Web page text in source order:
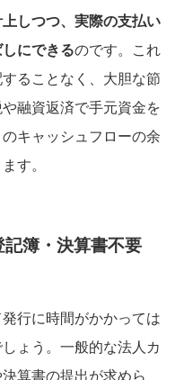
しつつ、実際の支払い
にできるのです。これ
ることなく、大胆な節
融資返済で手元資金を
キャッシュフローの余
す。
簿・決算書不要
行に時間がかかっては
ょう。一般的な法人カ
算書の提出が求めら